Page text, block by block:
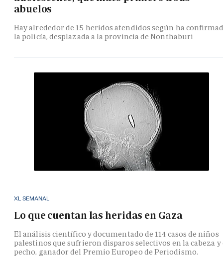
abuelos
Hay alrededor de 15 heridos atendidos según ha
la policía, desplazada a la provincia de Nonthaburi
XL SEMANAL
Lo que cuentan las heridas en Gaza
El análisis científico y documentado de 114 casos de niños
palestinos que sufrieron disparos selectivos en la cabeza y
pecho, ganador del Premio Europeo de Periodismo.